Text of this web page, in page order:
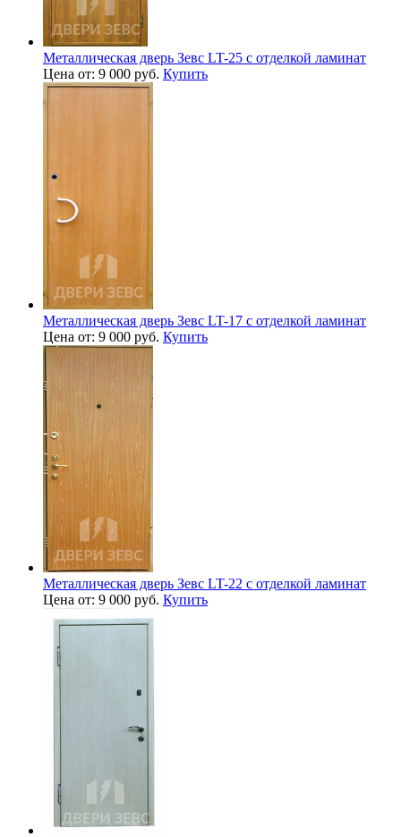
Металлическая дверь Зевс LT-25 с отделкой ламинат
Цена от: 9 000 руб. Купить
Металлическая дверь Зевс LT-17 с отделкой ламинат
Цена от: 9 000 руб. Купить
Металлическая дверь Зевс LT-22 с отделкой ламинат
Цена от: 9 000 руб. Купить